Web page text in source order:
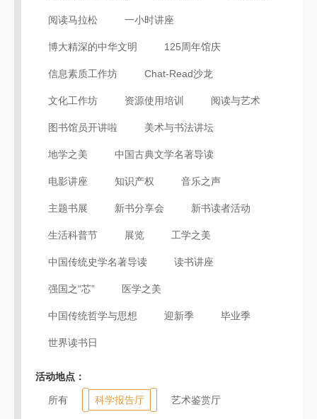
阅读马拉松 一小时讲座
博大精深的中华文明 125周年馆庆
信息素质工作坊 Chat-Read沙龙
文化工作坊 资源使用培训 阅读与艺术
图书馆员开讲啦 美术与书法讲坛
地学之美 中国古典文学名著导读
电影讲座 知识产权 音乐之声
主题书展 新书分享会 新书读者活动
生活科普节 展览 工学之美
中国传统史学名著导读 读书讲座
强国之“芯” 医学之美
中国传统哲学与思想 迎新季 毕业季
世界读书日
活动地点：
所有 科学报告厅 艺术鉴赏厅